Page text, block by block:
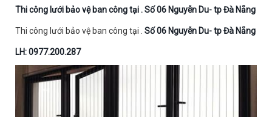
Thi công lưới bảo vệ ban công tại . Số 06 Nguyễn Du- tp Đà Nẵng
Thi công lưới bảo vệ ban công tại . Số 06 Nguyễn Du- tp Đà Nẵng
LH: 0977.200.287